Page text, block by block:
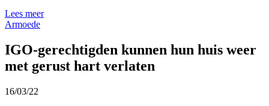
Lees meer
Armoede
IGO-gerechtigden kunnen hun huis weer
met gerust hart verlaten
16/03/22